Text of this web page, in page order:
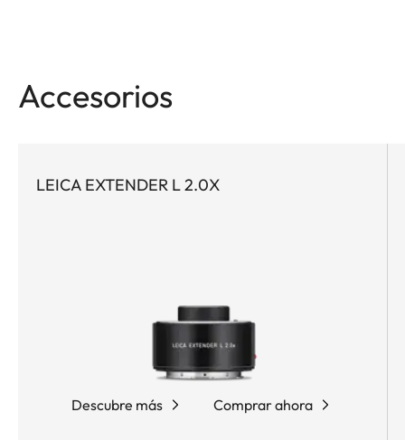
Accesorios
LEICA EXTENDER L 2.0X
Descubre más Comprar ahora